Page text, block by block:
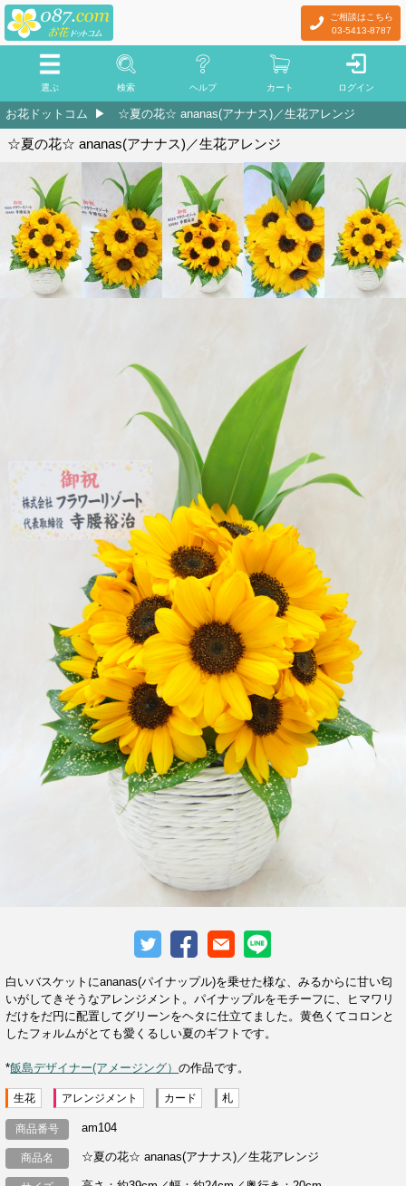
ご相談はこちら
03-5413-8787
選ぶ 検索 ヘルプ カート ログイン
お花ドットコム ☆夏の花☆ ananas(アナナス)／生花アレンジ
☆夏の花☆ ananas(アナナス)／生花アレンジ
白いバスケットにananas(パイナップル)を乗せた様な、みるからに甘い匂
いがしてきそうなアレンジメント。パイナップルをモチーフに、ヒマワリ
だけをだ円に配置してグリーンをヘタに仕立てました。黄色くてコロンと
したフォルムがとても愛くるしい夏のギフトです。
*飯島デザイナー(アメージング）の作品です。
生花 アレンジメント カード 札
商品番号 am104
商品名 ☆夏の花☆ ananas(アナナス)／生花アレンジ